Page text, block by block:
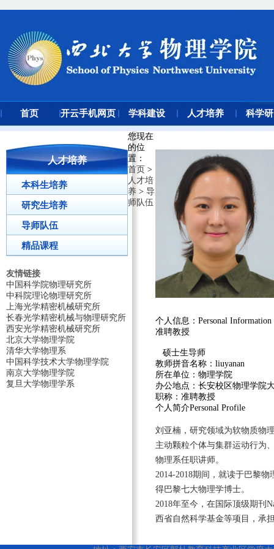
个人信息：Personal Information
准聘教授
硕士生导师
教师拼音名称：liuyanan
所在单位：物理学院
办公地点：长安校区物理学院
职称：准聘教授
个人简介Personal Profile
刘亚楠 ，研究领域为软物质物
主动颗粒个体与集群运动行为
物理系任职讲师。
2014-2018期间，就读于巴黎物
得巴黎七大物理学博士。
2018年至今，在国际顶级期刊
西省自然科学基金等项目， 承
人才培养
本科生培养
研究生培养
导师队伍
精品课程
友情链接
中国科学院物理研究所
中科院理论物理研究所
上海光学精密机械研究所
长春光学精密机械与物理研究所
西安光学精密机械研究所
北京大学物理学院
清华大学物理系
中国科学技术大学物理学院
南京大学物理学院
复旦大学物理学系
您现在
的位
置 ：
首页 >
人才培
养 > 导
师队伍
首页 开云手机网页 学科建设 人才培养 科学